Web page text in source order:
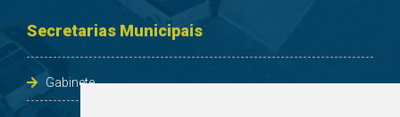
Secretarias Municipais
Gabinete